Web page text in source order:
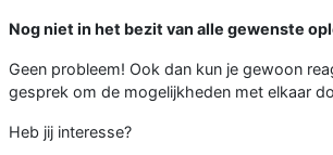
Nog niet in het bezit van alle gewenste
Geen probleem! Ook dan kun je gewoon
gesprek om de mogelijkheden met elkaar
Heb jij interesse?